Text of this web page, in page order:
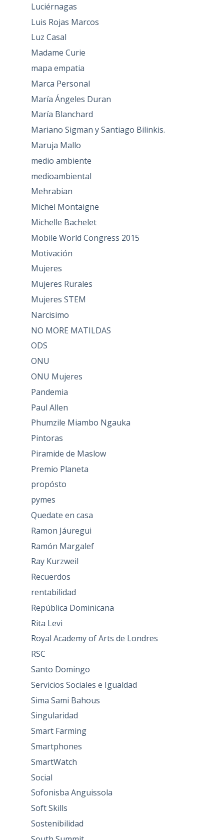
Luciérnagas
Luis Rojas Marcos
Luz Casal
Madame Curie
mapa empatia
Marca Personal
María Ángeles Duran
María Blanchard
Mariano Sigman y Santiago Bilinkis.
Maruja Mallo
medio ambiente
medioambiental
Mehrabian
Michel Montaigne
Michelle Bachelet
Mobile World Congress 2015
Motivación
Mujeres
Mujeres Rurales
Mujeres STEM
Narcisimo
NO MORE MATILDAS
ODS
ONU
ONU Mujeres
Pandemia
Paul Allen
Phumzile Miambo Ngauka
Pintoras
Piramide de Maslow
Premio Planeta
propósto
pymes
Quedate en casa
Ramon Jáuregui
Ramón Margalef
Ray Kurzweil
Recuerdos
rentabilidad
República Dominicana
Rita Levi
Royal Academy of Arts de Londres
RSC
Santo Domingo
Servicios Sociales e Igualdad
Sima Sami Bahous
Singularidad
Smart Farming
Smartphones
SmartWatch
Social
Sofonisba Anguissola
Soft Skills
Sostenibilidad